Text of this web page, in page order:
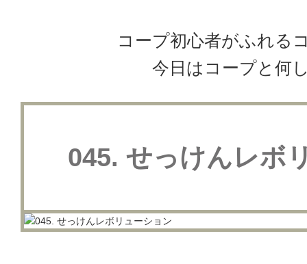
コープ初心者がふれる
今日はコープと何
045. せっけんレボ